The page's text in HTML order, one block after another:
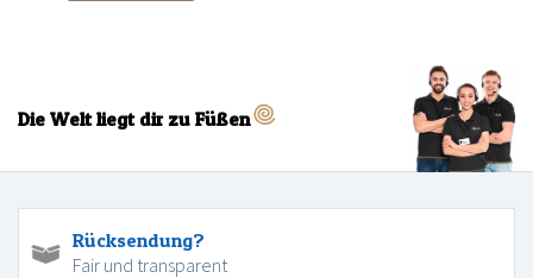
Die Welt liegt dir zu Füßen
Rücksendung?
Fair und transparent